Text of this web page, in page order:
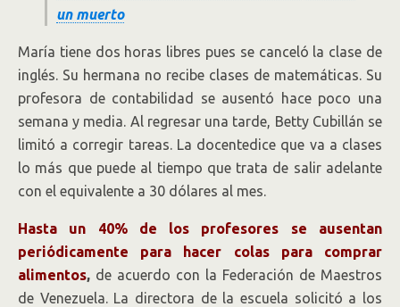
un muerto
María tiene dos horas libres pues se canceló la clase de
inglés. Su hermana no recibe clases de matemáticas. Su
profesora de contabilidad se ausentó hace poco una
semana y media. Al regresar una tarde, Betty Cubillán se
limitó a corregir tareas. La docentedice que va a clases
lo más que puede al tiempo que trata de salir adelante
con el equivalente a 30 dólares al mes.
Hasta un 40% de los profesores se ausentan
periódicamente para hacer colas para comprar
alimentos, de acuerdo con la Federación de Maestros
de Venezuela. La directora de la escuela solicitó a los